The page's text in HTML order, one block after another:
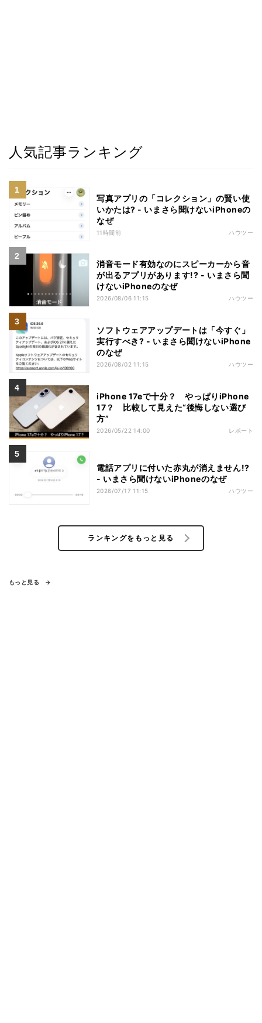
人気記事ランキング
写真アプリの「コレクション」の賢い使
いかたは? - いまさら聞けないiPhoneの
なぜ
11時間前 ハウツー
消音モード有効なのにスピーカーから音
が出るアプリがあります!? - いまさら聞
けないiPhoneのなぜ
2026/08/06 11:15 ハウツー
ソフトウェアアップデートは「今すぐ」
実行すべき? - いまさら聞けないiPhone
のなぜ
2026/08/02 11:15 ハウツー
iPhone 17eで十分？ やっぱりiPhone
17？ 比較して見えた“後悔しない選び
方”
2026/05/22 14:00 レポート
電話アプリに付いた赤丸が消えません!?
- いまさら聞けないiPhoneのなぜ
2026/07/17 11:15 ハウツー
ランキングをもっと見る
もっと見る